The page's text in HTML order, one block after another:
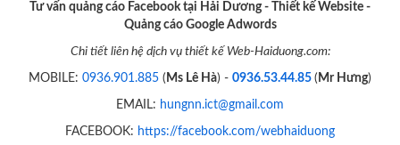
Tư vấn quảng cáo Facebook tại Hải Dương - Thiết kế Website -
Quảng cáo Google Adwords
Chi tiết liên hệ dịch vụ thiết kế Web-Haiduong.com:
MOBILE: 0936.901.885 ( Ms Lê Hà) - 0936.53.44.85 ( Mr Hưng)
EMAIL: hungnn.ict@gmail.com
FACEBOOK: https://facebook.com/webhaiduong